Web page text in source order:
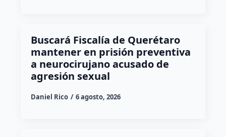
Buscará Fiscalía de Querétaro
mantener en prisión preventiva
a neurocirujano acusado de
agresión sexual
Daniel Rico 6 agosto, 2026